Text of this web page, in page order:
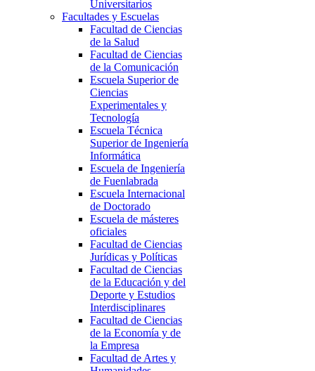
Universitarios
Facultades y Escuelas
Facultad de Ciencias
de la Salud
Facultad de Ciencias
de la Comunicación
Escuela Superior de
Ciencias
Experimentales y
Tecnología
Escuela Técnica
Superior de Ingeniería
Informática
Escuela de Ingeniería
de Fuenlabrada
Escuela Internacional
de Doctorado
Escuela de másteres
oficiales
Facultad de Ciencias
Jurídicas y Políticas
Facultad de Ciencias
de la Educación y del
Deporte y Estudios
Interdisciplinares
Facultad de Ciencias
de la Economía y de
la Empresa
Facultad de Artes y